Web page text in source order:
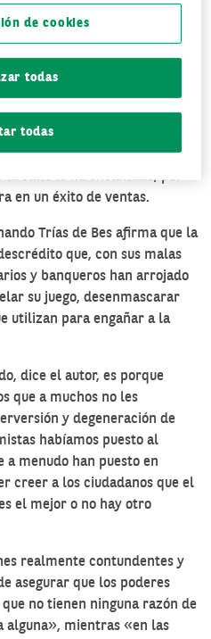
intenciones la que utiliza el
y promociona su libro: “He
la verdad. Solo a quienes
que desvele y denuncie
economía”. Y parece que así
la calle le ha encantado, por
en un éxito de ventas.
Trías de Bes afirma que la
que, con sus malas
y banqueros han arrojado
su juego, desenmascarar
utilizan para engañar a la
dice el autor, es porque
que a muchos no les
y degeneración de
habíamos puesto al
a menudo han puesto en
creer a los ciudadanos que el
el mejor o no hay otro
realmente contundentes y
asegurar que los poderes
no tienen ninguna razón de
alguna», mientras «en las
de cookies
todas
todas